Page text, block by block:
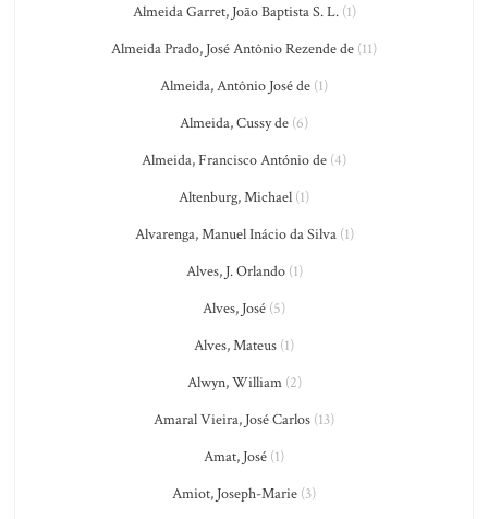
Almeida Garret, João Baptista S. L.(1)
Almeida Prado, José Antônio Rezende de (11)
Almeida, Antônio José de (1)
Almeida, Cussy de (6)
Almeida, Francisco António de (4)
Altenburg, Michael (1)
Alvarenga, Manuel Inácio da Silva(1)
Alves, J. Orlando(1)
Alves, José (5)
Alves, Mateus (1)
Alwyn, William(2)
Amaral Vieira, José Carlos (13)
Amat, José (1)
Amiot, Joseph-Marie (3)